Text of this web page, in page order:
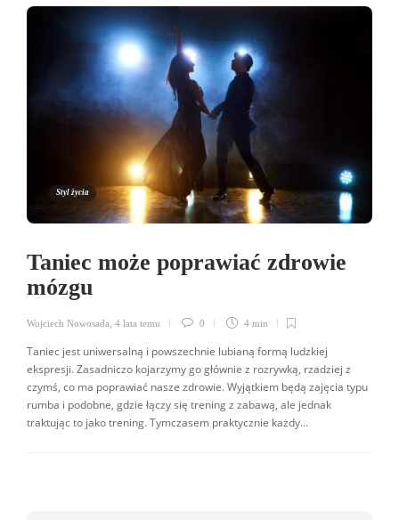
Styl życia
Taniec może poprawiać zdrowie
mózgu
Wojciech Nowosada 4 lata temu 0 4 min
Taniec jest uniwersalną i powszechnie lubianą formą ludzkiej
ekspresji. Zasadniczo kojarzymy go głównie z rozrywką, rzadziej z
czymś, co ma poprawiać nasze zdrowie. Wyjątkiem będą zajęcia typu
rumba i podobne, gdzie łączy się trening z zabawą, ale jednak
traktując to jako trening. Tymczasem praktycznie każdy...